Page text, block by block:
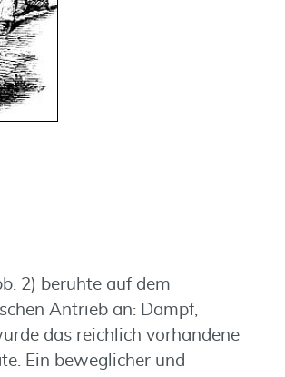
2) beruhte auf dem
Antrieb an: Dampf,
das reichlich vorhandene
Ein beweglicher und